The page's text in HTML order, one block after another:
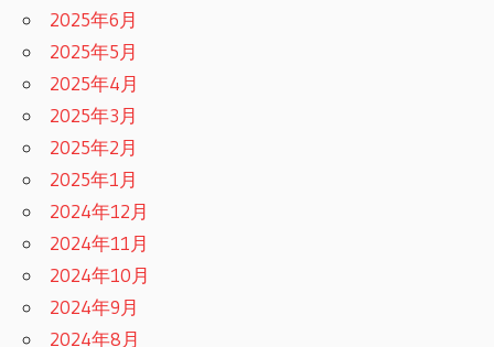
2025年6月
2025年5月
2025年4月
2025年3月
2025年2月
2025年1月
2024年12月
2024年11月
2024年10月
2024年9月
2024年8月